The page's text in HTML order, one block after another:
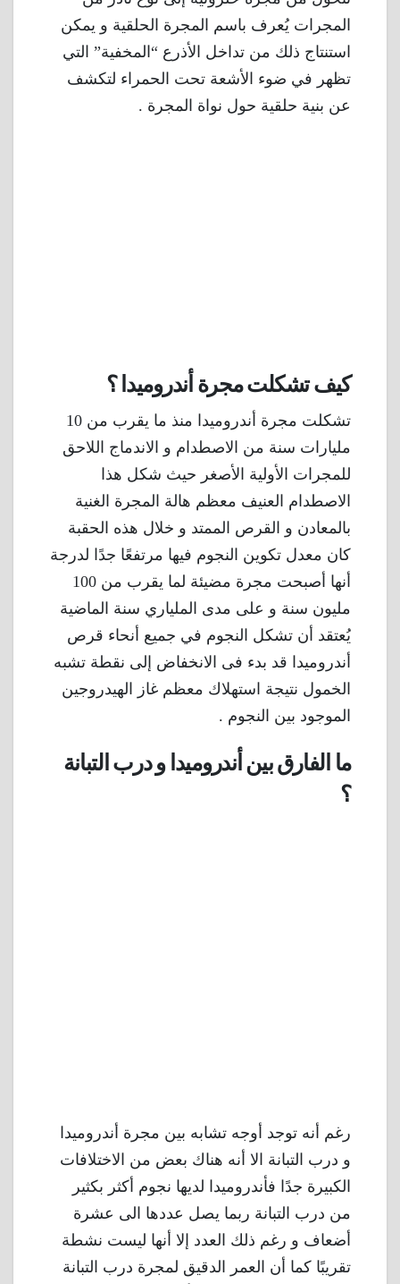
المجرات يُعرف باسم المجرة الحلقية و يمكن
استنتاج ذلك من تداخل الأذرع “المخفية” التي
تظهر في ضوء الأشعة تحت الحمراء لتكشف
عن بنية حلقية حول نواة المجرة .
كيف تشكلت مجرة أندروميدا ؟
تشكلت مجرة ​​أندروميدا منذ ما يقرب من 10
مليارات سنة من الاصطدام و الاندماج اللاحق
للمجرات الأولية الأصغر حيث شكل هذا
الاصطدام العنيف معظم هالة المجرة الغنية
بالمعادن و القرص الممتد و خلال هذه الحقبة
كان معدل تكوين النجوم فيها مرتفعًا جدًا لدرجة
أنها أصبحت مجرة ​​مضيئة لما يقرب من 100
مليون سنة و على مدى الملياري سنة الماضية
يُعتقد أن تشكل النجوم في جميع أنحاء قرص
أندروميدا قد بدء فى الانخفاض إلى نقطة تشبه
الخمول نتيجة استهلاك معظم غاز الهيدروجين
الموجود بين النجوم .
ما الفارق بين أندروميدا و درب التبانة
؟
رغم أنه توجد أوجه تشابه بين مجرة ​​أندروميدا
و درب التبانة الا أنه هناك بعض من الاختلافات
الكبيرة جدًا فأندروميدا لديها نجوم أكثر بكثير
من درب التبانة ربما يصل عددها الى عشرة
أضعاف و رغم ذلك العدد إلا أنها ليست نشطة
تقريبًا كما أن العمر الدقيق لمجرة درب التبانة